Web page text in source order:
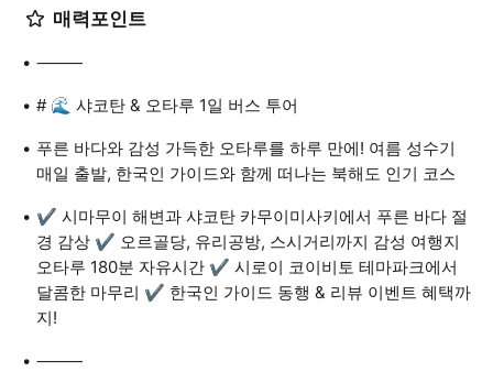
매력포인트
⸻
# 🌊 샤코탄 & 오타루 1일 버스 투어
푸른 바다와 감성 가득한 오타루를 하루 만에! 여름 성수기
매일 출발, 한국인 가이드와 함께 떠나는 북해도 인기 코스
✔️ 시마무이 해변과 샤코탄 카무이미사키에서 푸른 바다 절
경 감상 ✔️ 오르골당, 유리공방, 스시거리까지 감성 여행지
오타루 180분 자유시간 ✔️ 시로이 코이비토 테마파크에서
달콤한 마무리 ✔️ 한국인 가이드 동행 & 리뷰 이벤트 혜택까
지!
⸻